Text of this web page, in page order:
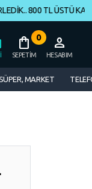
800 TL ÜSTÜ KARGO
shopping_bag 0
SEPETIM
person
HESABIM
MARKET